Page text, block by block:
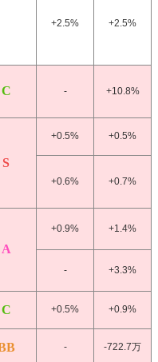
+2.5% +2.5%
- +10.8%
+0.5% +0.5%
+0.6% +0.7%
+0.9% +1.4%
- +3.3%
+0.5% +0.9%
- -722.7万